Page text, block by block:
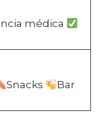
médica
Snacks
Bar